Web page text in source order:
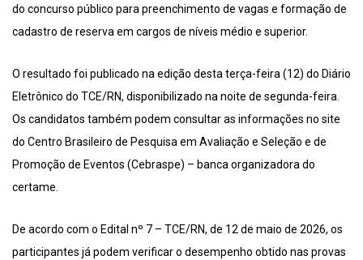
do concurso público para preenchimento de vagas e formação de
cadastro de reserva em cargos de níveis médio e superior.
O resultado foi publicado na edição desta terça-feira (12) do Diário
Eletrônico do TCE/RN, disponibilizado na noite de segunda-feira.
Os candidatos também podem consultar as informações no site
do Centro Brasileiro de Pesquisa em Avaliação e Seleção e de
Promoção de Eventos (Cebraspe) – banca organizadora do
certame.
De acordo com o Edital nº 7 – TCE/RN, de 12 de maio de 2026, os
participantes já podem verificar o desempenho obtido nas provas